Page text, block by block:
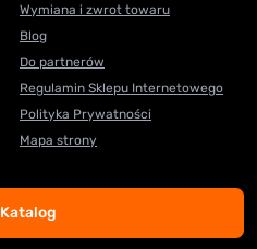
Wymiana i zwrot towaru
Blog
Do partnerów
Regulamin Sklepu Internetowego
Polityka Prywatności
Mapa strony
Katalog